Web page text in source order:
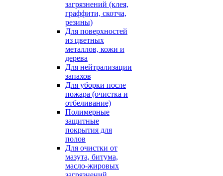
загрязнений (клея,
граффити, скотча,
резины)
Для поверхностей
из цветных
металлов, кожи и
дерева
Для нейтрализации
запахов
Для уборки после
пожара (очистка и
отбеливание)
Полимерные
защитные
покрытия для
полов
Для очистки от
мазута, битума,
масло-жировых